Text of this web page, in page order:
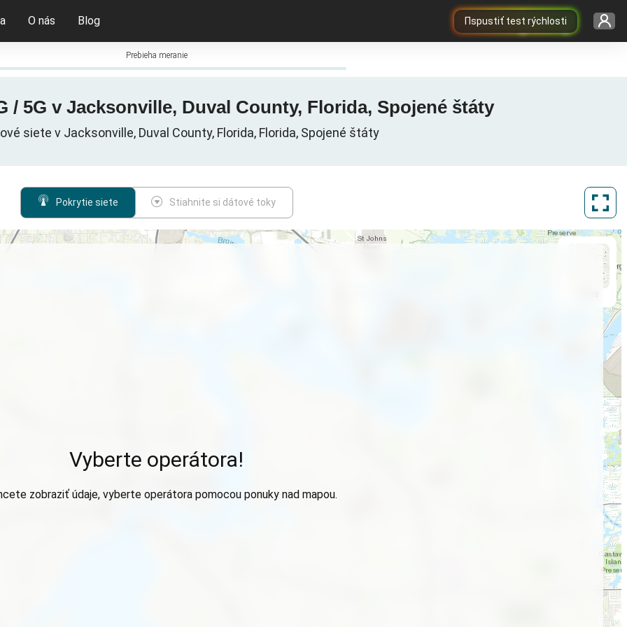
Пspustiť test rýchlosti
O nás Blog
Prebieha meranie
/ 5G v Jacksonville, Duval County, Florida, Spojené štáty
siete v Jacksonville, Duval County, Florida, Florida, Spojené štáty
Pokrytie siete Stiahnite si dátové toky
Vyberte operátora!
zobraziť údaje, vyberte operátora pomocou ponuky nad mapou.